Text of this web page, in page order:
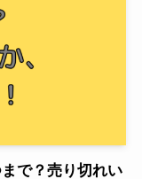
で？売り切れい